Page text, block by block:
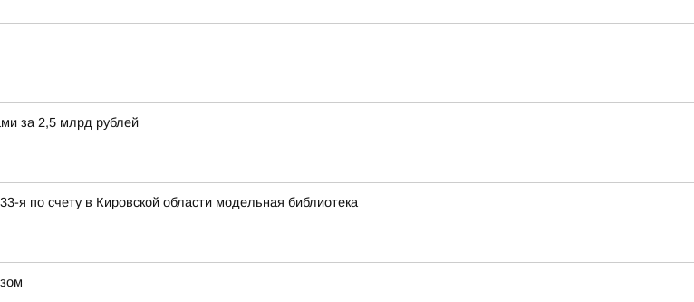
за 2,5 млрд рублей
я по счету в Кировской области модельная библиотека